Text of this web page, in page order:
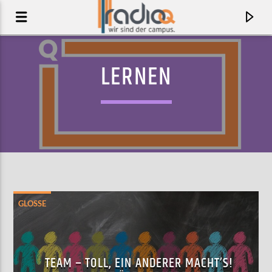
AKTUELLER TRACK
EVERYTHING IS ROMANTIC
CHARLI XCX
LERNEN
GLOSSE
TEAM – TOLL, EIN ANDERER MACHT’S!